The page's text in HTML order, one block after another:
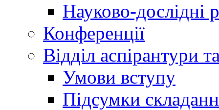
Науково-дослідні
Конференції
Відділ аспірантури
Умови вступу
Підсумки